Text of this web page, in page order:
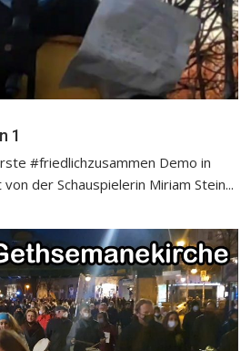
1
#friedlichzusammen Demo in
der Schauspielerin Miriam Stein...